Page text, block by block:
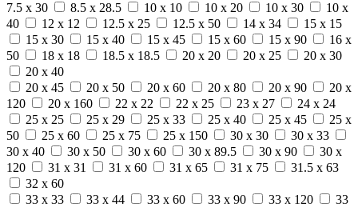
7.5 x 30
8.5 x 28.5 10 x 10 10 x 20 10 x 30
10 x
40
12 x 12 12.5 x 25 12.5 x 50 14 x 34
15 x 15
15 x 30
15 x 40 15 x 45 15 x 60 15 x 90
16 x
50
18 x 18 18.5 x 18.5 20 x 20 20 x 25
20 x 30
20 x 40
20 x 45
20 x 50 20 x 60 20 x 80 20 x 90
20 x
120
20 x 160 22 x 22 22 x 25 23 x 27
24 x 24
25 x 25
25 x 29 25 x 33 25 x 40 25 x 45
25 x
50
25 x 60 25 x 75 25 x 150 30 x 30
30 x 33
30 x 40
30 x 50 30 x 60 30 x 89.5 30 x 90
30 x
120
31 x 31 31 x 60 31 x 65 31 x 75
31.5 x 63
32 x 60
33 x 33
33 x 44 33 x 60 33 x 90 33 x 120
33